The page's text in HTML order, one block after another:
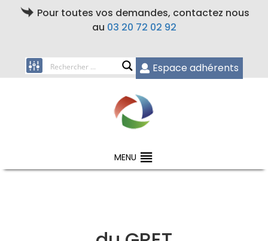
Pour toutes vos demandes, contactez nous
au 03 20 72 02 92
Espace adhérents
MENU